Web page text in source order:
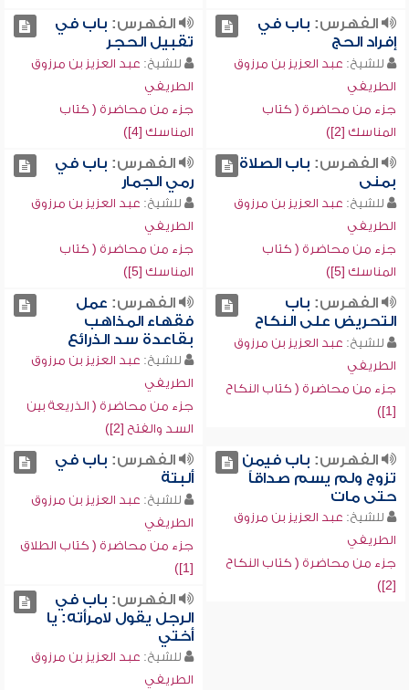
الفهرس: باب في
إفراد الحج
للشيخ: عبد العزيز بن مرزوق
الطريفي
جزء من محاضرة ( كتاب
المناسك [2])
الفهرس: باب في
تقبيل الحجر
للشيخ: عبد العزيز بن مرزوق
الطريفي
جزء من محاضرة ( كتاب
المناسك [4])
الفهرس: باب الصلاة
بمنى
للشيخ: عبد العزيز بن مرزوق
الطريفي
جزء من محاضرة ( كتاب
المناسك [5])
الفهرس: باب في
رمي الجمار
للشيخ: عبد العزيز بن مرزوق
الطريفي
جزء من محاضرة ( كتاب
المناسك [5])
الفهرس: باب
التحريض على النكاح
للشيخ: عبد العزيز بن مرزوق
الطريفي
جزء من محاضرة ( كتاب النكاح
[1])
الفهرس: عمل
فقهاء المذاهب
بقاعدة سد الذرائع
للشيخ: عبد العزيز بن مرزوق
الطريفي
جزء من محاضرة ( الذريعة بين
السد والفتح [2])
الفهرس: باب فيمن
تزوج ولم يسم صداقاً
حتى مات
للشيخ: عبد العزيز بن مرزوق
الطريفي
جزء من محاضرة ( كتاب النكاح
[2])
الفهرس: باب في
ألبتة
للشيخ: عبد العزيز بن مرزوق
الطريفي
جزء من محاضرة ( كتاب الطلاق
[1])
الفهرس: باب في
الرجل يقول لامرأته: يا
أختي
للشيخ: عبد العزيز بن مرزوق
الطريفي